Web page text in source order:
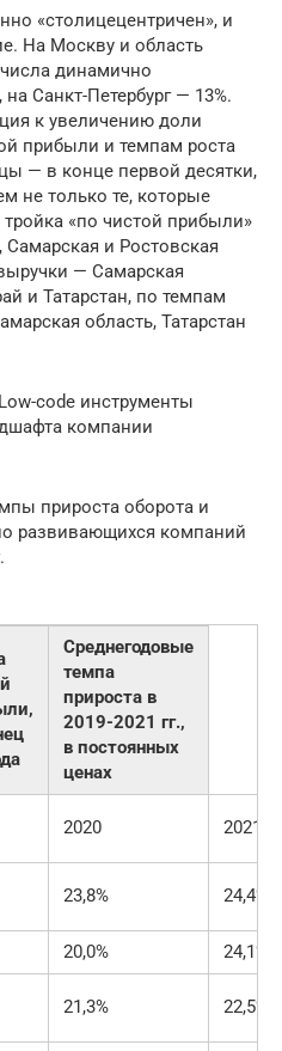
«столицецентричен», и
На Москву и область
динамично
Санкт-Петербург — 13%.
к увеличению доли
прибыли и темпам роста
— в конце первой десятки,
не только те, которые
«по чистой прибыли»
и Ростовская
— Самарская
и Татарстан, по темпам
область, Татарстан
code инструменты
компании
прироста оборота и
развивающихся компаний
Среднегодовые
темпа
прироста в
2019-2021 гг.,
в постоянных
ценах
2020 2021
23,8% 24,4%
20,0%
24,1%
21,3% 22,5%